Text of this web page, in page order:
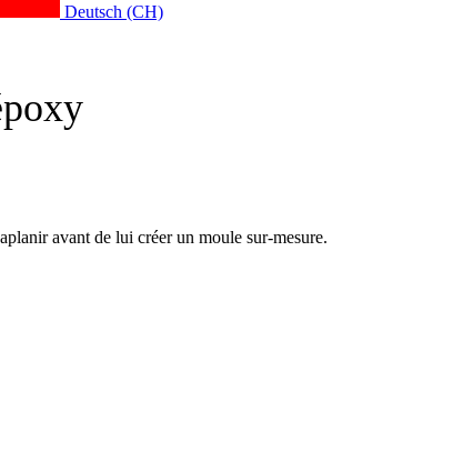
Deutsch (CH)
avant de lui créer un moule sur-mesure.